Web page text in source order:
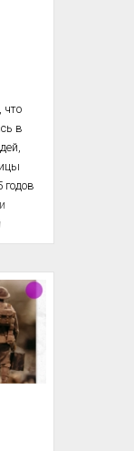
что
в
годов